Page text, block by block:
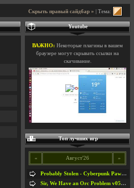
Скрыть правый сайдбар » | Тема:
Youtube
ВАЖНО: Некоторые плагины в вашем
браузере могут скрывать ссылки на
скачивание.
Топ лучших игр
« Август'26 »
Probably Stolen - Cyberpunk Pawnshop Simulator v048c [Playtest]
Sir, We Have an Orc Problem v05.08.2026